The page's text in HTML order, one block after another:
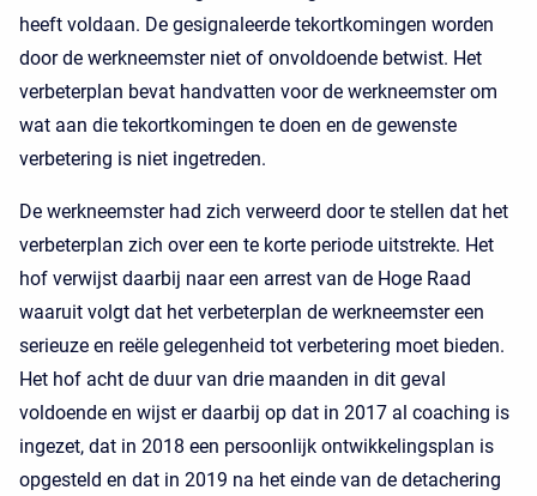
heeft voldaan. De gesignaleerde tekortkomingen worden
door de werkneemster niet of onvoldoende betwist. Het
verbeterplan bevat handvatten voor de werkneemster om
wat aan die tekortkomingen te doen en de gewenste
verbetering is niet ingetreden.
De werkneemster had zich verweerd door te stellen dat het
verbeterplan zich over een te korte periode uitstrekte. Het
hof verwijst daarbij naar een arrest van de Hoge Raad
waaruit volgt dat het verbeterplan de werkneemster een
serieuze en reële gelegenheid tot verbetering moet bieden.
Het hof acht de duur van drie maanden in dit geval
voldoende en wijst er daarbij op dat in 2017 al coaching is
ingezet, dat in 2018 een persoonlijk ontwikkelingsplan is
opgesteld en dat in 2019 na het einde van de detachering